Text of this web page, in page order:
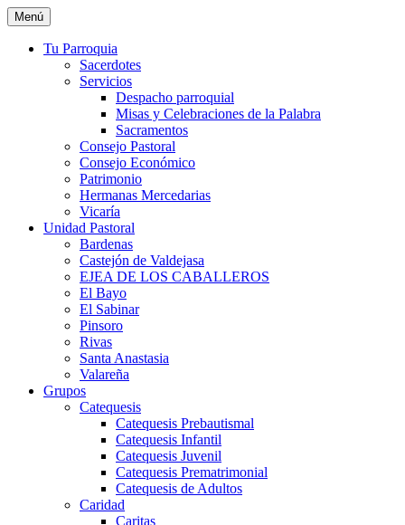
Saltar
al
contenido
Menú
Tu Parroquia
Sacerdotes
Servicios
Despacho parroquial
Misas y Celebraciones de la Palabra
Sacramentos
Consejo Pastoral
Consejo Económico
Patrimonio
Hermanas Mercedarias
Vicaría
Unidad Pastoral
Bardenas
Castejón de Valdejasa
EJEA DE LOS CABALLEROS
El Bayo
El Sabinar
Pinsoro
Rivas
Santa Anastasia
Valareña
Grupos
Catequesis
Catequesis Prebautismal
Catequesis Infantil
Catequesis Juvenil
Catequesis Prematrimonial
Catequesis de Adultos
Caridad
Caritas